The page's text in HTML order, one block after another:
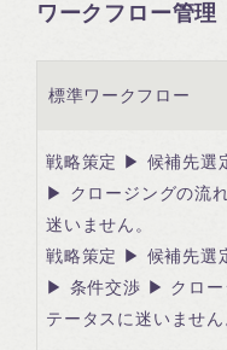
ワークフロー管理
標準ワークフロー
戦略策定 ▶ 候補先
▶ クロージングの流
迷いません。
戦略策定 ▶ 候補先選
▶ 条件交渉 ▶ クロー
テータスに迷いません